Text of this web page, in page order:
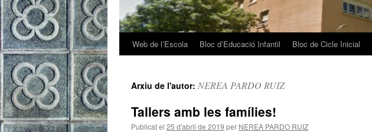
Vés
contingut
Web de l’Escola Bloc d’Educació Infantil Bloc de Cicle Inicial
Arxiu de l'autor: NEREA PARDO RUIZ
Tallers amb les famílies!
Publicat el 25 d'abril de 2019 per NEREA PARDO RUIZ